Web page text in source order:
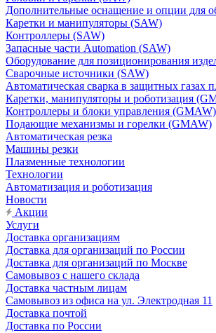
Дополнительные оснащение и опции для
Каретки и манипуляторы (SAW)
Контроллеры (SAW)
Запасные части Automation (SAW)
Оборудование для позиционирования
Сварочные источники (SAW)
Автоматическая сварка в защитных газах
Каретки, манипуляторы и роботизация
Контроллеры и блоки управления (GMAW)
Подающие механизмы и горелки (GMAW)
Автоматическая резка
Машины резки
Плазменные технологии
Технологии
Автоматизация и роботизация
Новости
Акции
Услуги
Доставка организациям
Доставка для организаций по России
Доставка для организаций по Москве
Самовывоз с нашего склада
Доставка частным лицам
Самовывоз из офиса на ул. Электродная 11
Доставка почтой
Доставка по России